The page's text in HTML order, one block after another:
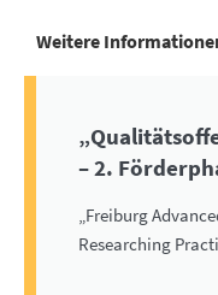
Weitere
– 2.
„Freiburg
Researching